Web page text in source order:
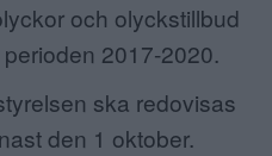
och olyckstillbud
2017-2020.
ska redovisas
den 1 oktober.